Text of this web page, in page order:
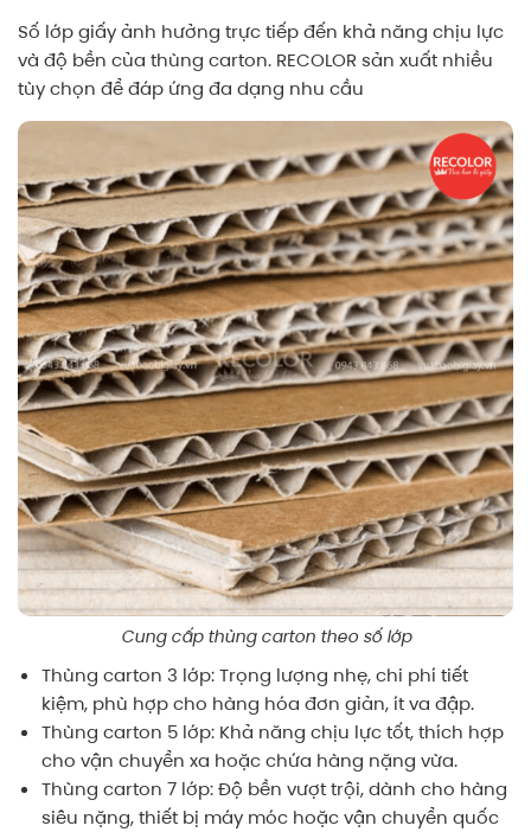
Số lớp giấy ảnh hưởng trực tiếp đến khả năng chịu lực
và độ bền của thùng carton. RECOLOR sản xuất nhiều
tùy chọn để đáp ứng đa dạng nhu cầu
Cung cấp thùng carton theo số lớp
Thùng carton 3 lớp: Trọng lượng nhẹ, chi phí tiết
kiệm, phù hợp cho hàng hóa đơn giản, ít va đập.
Thùng carton 5 lớp: Khả năng chịu lực tốt, thích hợp
cho vận chuyển xa hoặc chứa hàng nặng vừa.
Thùng carton 7 lớp: Độ bền vượt trội, dành cho hàng
siêu nặng, thiết bị máy móc hoặc vận chuyển quốc